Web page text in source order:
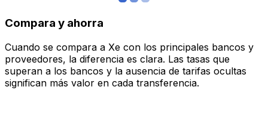
Compara y ahorra
Cuando se compara a Xe con los principales bancos y
proveedores, la diferencia es clara. Las tasas que
superan a los bancos y la ausencia de tarifas ocultas
significan más valor en cada transferencia.